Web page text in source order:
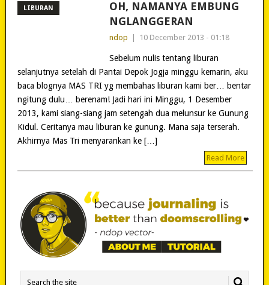
LIBURAN
OH, NAMANYA EMBUNG
NGLANGGERAN
ndop 10 December 2013 - 01:18
Sebelum nulis tentang liburan
selanjutnya setelah di Pantai Depok Jogja minggu kemarin, aku
baca blognya MAS TRI yg membahas liburan kami ber… bentar
ngitung dulu… berenam! Jadi hari ini Minggu, 1 Desember
2013, kami siang-siang jam setengah dua melunsur ke Gunung
Kidul. Ceritanya mau liburan ke gunung. Mana saja terserah.
Akhirnya Mas Tri menyarankan ke […]
Read More